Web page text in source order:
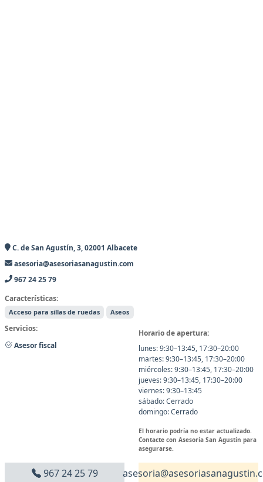
C. de San Agustín, 3, 02001 Albacete
asesoria@asesoriasanagustin.com
967 24 25 79
Características:
Acceso para sillas de ruedas Aseos
Servicios:
Asesor fiscal
Horario de apertura:
lunes: 9:30–13:45, 17:30–20:00
martes: 9:30–13:45, 17:30–20:00
miércoles: 9:30–13:45, 17:30–20:00
jueves: 9:30–13:45, 17:30–20:00
viernes: 9:30–13:45
sábado: Cerrado
domingo: Cerrado
El horario podría no estar actualizado.
Contacte con Asesoría San Agustín para
asegurarse.
967 24 25 79